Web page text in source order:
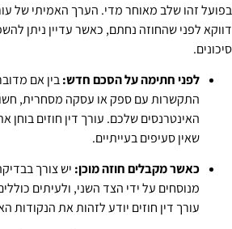
בפועל זהו שלב מאוחר מדי. הערך האמיתי של
דווקא לפני שהחוזה נחתם, כאשר עדיין ניתן
סיכונים.
לפני חתימה על הסכם חדש:בין אם
התקשרות עם ספק או עסקה מסחרית,
האינטרנסים שלכם. עורך דין חוזים
שאין סעיפים בעייתיים.
כאשר מקבלים חוזה מוכן: יש צורך
מנוסחים על ידי הצד השני, ולעיתים
עורך דין חוזים יודע לזהות את הנקודות